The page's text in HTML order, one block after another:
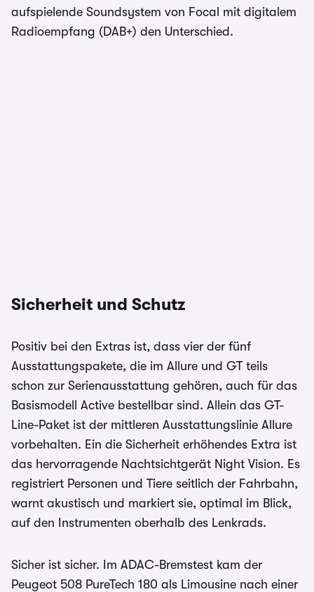
aufspielende Soundsystem von Focal mit digitalem
Radioempfang (DAB+) den Unterschied.
Sicherheit und Schutz
Positiv bei den Extras ist, dass vier der fünf
Ausstattungspakete, die im Allure und GT teils
schon zur Serienausstattung gehören, auch für das
Basismodell Active bestellbar sind. Allein das GT-
Line-Paket ist der mittleren Ausstattungslinie Allure
vorbehalten. Ein die Sicherheit erhöhendes Extra ist
das hervorragende Nachtsichtgerät Night Vision. Es
registriert Personen und Tiere seitlich der Fahrbahn,
warnt akustisch und markiert sie, optimal im Blick,
auf den Instrumenten oberhalb des Lenkrads.
Sicher ist sicher. Im ADAC-Bremstest kam der
Peugeot 508 PureTech 180 als Limousine nach einer